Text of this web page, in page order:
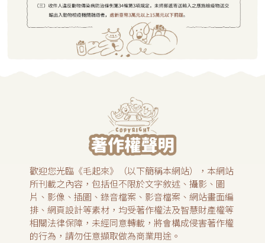
歡迎您光臨《毛起來》（以下簡稱本網站），本網站
所刊載之內容，包括但不限於文字敘述、攝影、圖
片、影像、插圖、錄音檔案、影音檔案、網站畫面編
排、網頁設計等素材，均受著作權法及智慧財產權等
相關法律保障，未經同意轉載，將會構成侵害著作權
的行為，請勿任意擷取做為商業用途。